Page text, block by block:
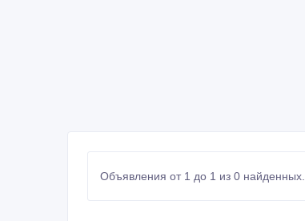
Объявления от 1 до 1 из 0 найденных.